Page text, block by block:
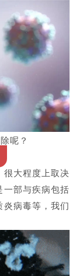
呢？
大程度上取决
一部与疾病包括
病毒等，我们